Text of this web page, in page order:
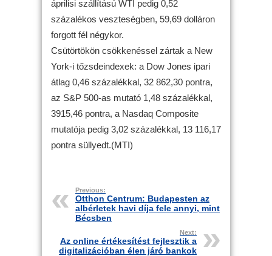
áprilisi szállítású WTI pedig 0,52
százalékos veszteségben, 59,69 dolláron
forgott fél négykor.
Csütörtökön csökkenéssel zártak a New
York-i tőzsdeindexek: a Dow Jones ipari
átlag 0,46 százalékkal, 32 862,30 pontra,
az S&P 500-as mutató 1,48 százalékkal,
3915,46 pontra, a Nasdaq Composite
mutatója pedig 3,02 százalékkal, 13 116,17
pontra süllyedt.(MTI)
Previous:
Otthon Centrum: Budapesten az
albérletek havi díja fele annyi, mint
Bécsben
Next:
Az online értékesítést fejlesztik a
digitalizációban élen járó bankok